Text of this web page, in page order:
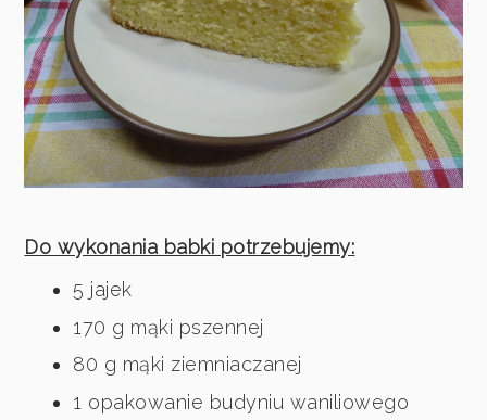
Do wykonania babki potrzebujemy:
5 jajek
170 g mąki pszennej
80 g mąki ziemniaczanej
1 opakowanie budyniu waniliowego